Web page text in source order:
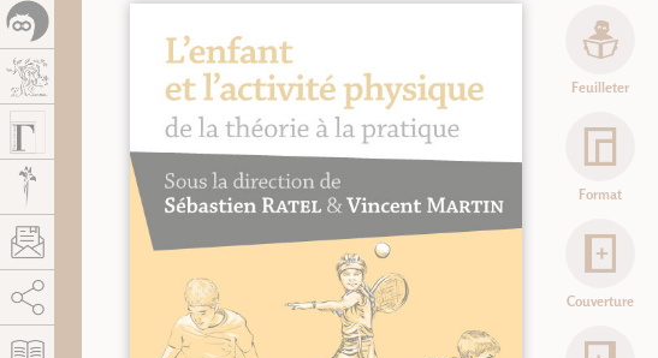
Feuilleter
Format
Couverture
AddThis está deshabilitado.